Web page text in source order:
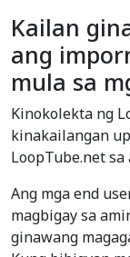
Kailan
ang
mula sa
Kinokolekta ng
kinakailangan
LoopTube.net sa
Ang mga end
magbigay sa
ginawang